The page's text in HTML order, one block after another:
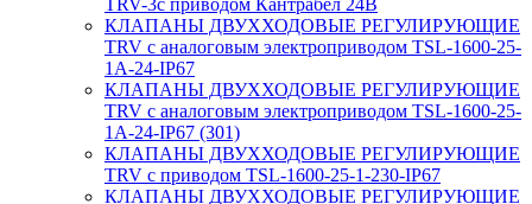
TRV-3с приводом Кантрабел 24B
КЛАПАНЫ ДВУХХОДОВЫЕ РЕГУЛИРУЮЩИЕ
TRV с аналоговым электроприводом TSL-1600-25-
1А-24-IP67
КЛАПАНЫ ДВУХХОДОВЫЕ РЕГУЛИРУЮЩИЕ
TRV с аналоговым электроприводом TSL-1600-25-
1А-24-IP67 (301)
КЛАПАНЫ ДВУХХОДОВЫЕ РЕГУЛИРУЮЩИЕ
TRV с приводом TSL-1600-25-1-230-IP67
КЛАПАНЫ ДВУХХОДОВЫЕ РЕГУЛИРУЮЩИЕ